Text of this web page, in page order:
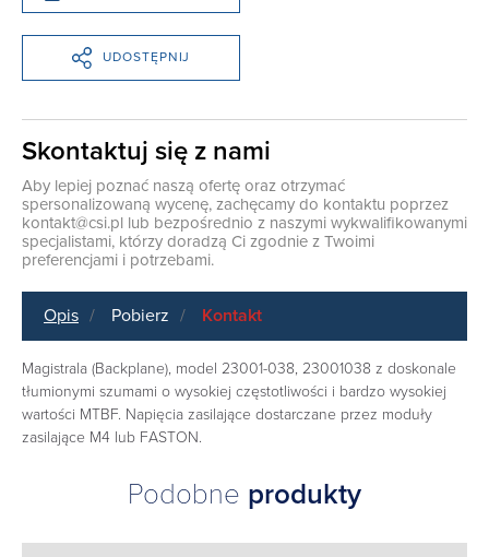
UDOSTĘPNIJ
Skontaktuj się z nami
Aby lepiej poznać naszą ofertę oraz otrzymać
spersonalizowaną wycenę, zachęcamy do kontaktu poprzez
kontakt@csi.pl lub bezpośrednio z naszymi wykwalifikowanymi
specjalistami, którzy doradzą Ci zgodnie z Twoimi
preferencjami i potrzebami.
Opis Pobierz Kontakt
Magistrala (Backplane), model 23001-038, 23001038 z doskonale
tłumionymi szumami o wysokiej częstotliwości i bardzo wysokiej
wartości MTBF. Napięcia zasilające dostarczane przez moduły
zasilające M4 lub FASTON.
Podobne produkty